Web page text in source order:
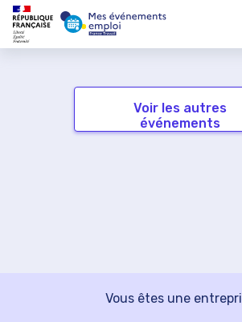
Voir les autres
événements
Vous êtes une